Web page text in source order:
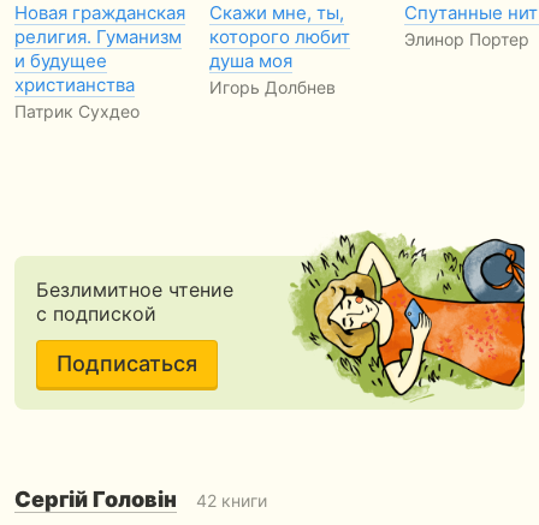
Новая гражданская
религия. Гуманизм
и будущее
христианства
Патрик Сухдео
Скажи мне, ты,
которого любит
душа моя
Игорь Долбнев
Спутанные
Элинор Портер
Безлимитное чтение
с подпиской
Подписаться
Сергій Головін 42 книги